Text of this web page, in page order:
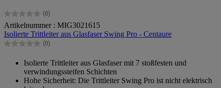
(0)
0.0
von
5
Sternen.
Artikelnummer : MIG3021615
Isolierte Trittleiter aus Glasfaser Swing Pro - Centaure
(0)
0.0
Sternen.
Isolierte Trittleiter aus Glasfaser mit 7 stoßfesten und
verwindungssteifen Schichten
Hohe Sicherheit: Die Trittleiter Swing Pro ist nicht elektrisch